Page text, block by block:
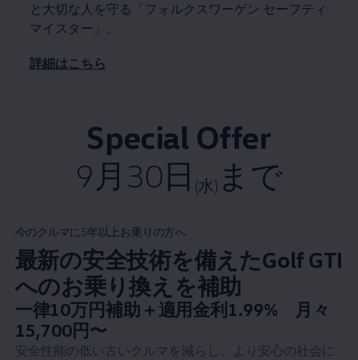
と大切な人を守る「フォルクスワーゲン セーフティ
マイスター」。
詳細はこちら
Special Offer
9月30日 (水) まで
今のクルマに5年以上お乗りの方へ
最新の安全技術を備えたGolf GTI
へのお乗り換えを補助
New price:
一律10万円補助＋適用金利1.99% 月々
15,700円〜
安全性能の低い古いクルマを減らし、より安心の社会に